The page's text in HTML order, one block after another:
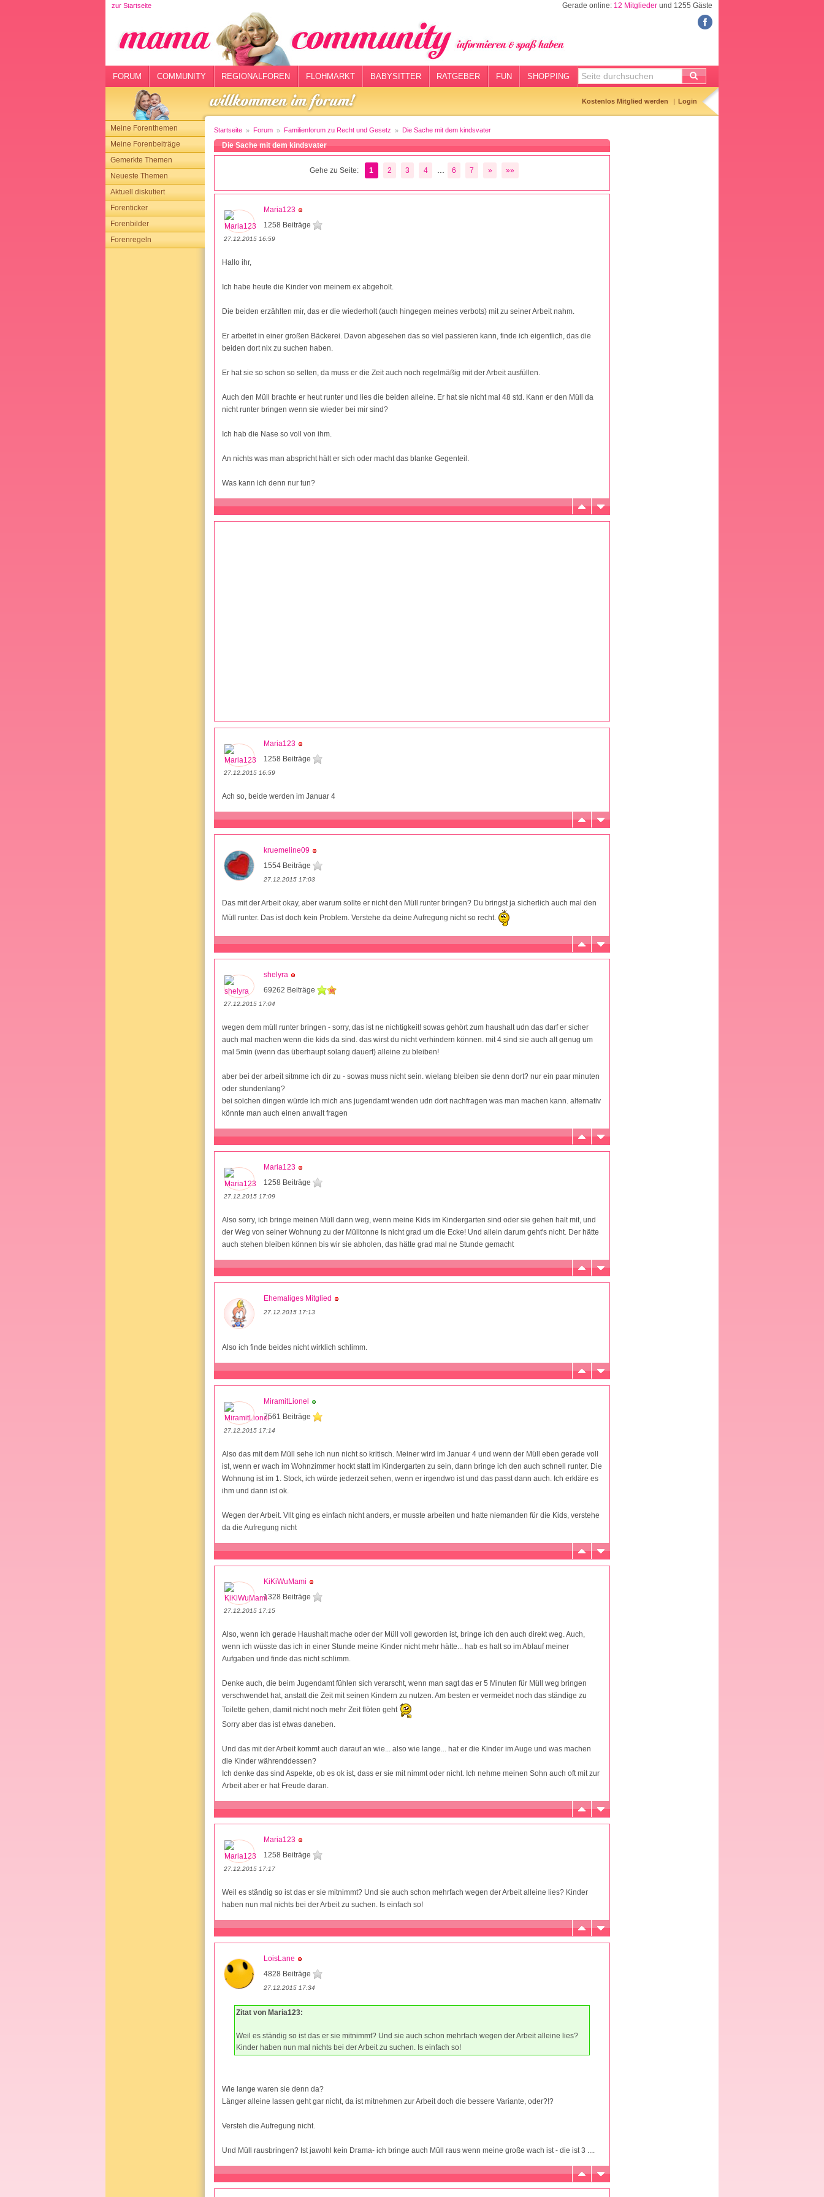
zur Startseite Gerade online: 12 Mitglieder und 1255 Gäste
FORUM COMMUNITY REGIONALFOREN FLOHMARKT BABYSITTER RATGEBER FUN SHOPPING
Kostenlos Mitglied werden Login
Meine Forenthemen
Meine Forenbeiträge
Gemerkte Themen
Neueste Themen
Aktuell diskutiert
Forenticker
Forenbilder
Forenregeln
Startseite Forum Familienforum zu Recht und Gesetz Die Sache mit dem kindsvater
Die Sache mit dem kindsvater
Gehe zu Seite: 1 2 3 4 6 7 » »»
Maria123
1258 Beiträge
27.12.2015 16:59
Hallo ihr,
Ich habe heute die Kinder von meinem ex abgeholt.
Die beiden erzählten mir, das er die wiederholt (auch hingegen meines verbots) mit zu seiner Arbeit nahm.
Er arbeitet in einer großen Bäckerei. Davon abgesehen das so viel passieren kann, finde ich eigentlich, das die
beiden dort nix zu suchen haben.
Er hat sie so schon so selten, da muss er die Zeit auch noch regelmäßig mit der Arbeit ausfüllen.
Auch den Müll brachte er heut runter und lies die beiden alleine. Er hat sie nicht mal 48 std. Kann er den Müll da
nicht runter bringen wenn sie wieder bei mir sind?
Ich hab die Nase so voll von ihm.
An nichts was man abspricht hält er sich oder macht das blanke Gegenteil.
Was kann ich denn nur tun?
Maria123
1258 Beiträge
27.12.2015 16:59
Ach so, beide werden im Januar 4
kruemeline09
1554 Beiträge
27.12.2015 17:03
Das mit der Arbeit okay, aber warum sollte er nicht den Müll runter bringen? Du bringst ja sicherlich auch mal den
Müll runter. Das ist doch kein Problem. Verstehe da deine Aufregung nicht so recht.
shelyra
69262 Beiträge
27.12.2015 17:04
wegen dem müll runter bringen - sorry, das ist ne nichtigkeit! sowas gehört zum haushalt udn das darf er sicher
auch mal machen wenn die kids da sind. das wirst du nicht verhindern können. mit 4 sind sie auch alt genug um
mal 5min (wenn das überhaupt solang dauert) alleine zu bleiben!
aber bei der arbeit sitmme ich dir zu - sowas muss nicht sein. wielang bleiben sie denn dort? nur ein paar minuten
oder stundenlang?
bei solchen dingen würde ich mich ans jugendamt wenden udn dort nachfragen was man machen kann. alternativ
könnte man auch einen anwalt fragen
Maria123
1258 Beiträge
27.12.2015 17:09
Also sorry, ich bringe meinen Müll dann weg, wenn meine Kids im Kindergarten sind oder sie gehen halt mit, und
der Weg von seiner Wohnung zu der Mülltonne Is nicht grad um die Ecke! Und allein darum geht's nicht. Der hätte
auch stehen bleiben können bis wir sie abholen, das hätte grad mal ne Stunde gemacht
Ehemaliges Mitglied
27.12.2015 17:13
Also ich finde beides nicht wirklich schlimm.
MiramitLionel
7561 Beiträge
27.12.2015 17:14
Also das mit dem Müll sehe ich nun nicht so kritisch. Meiner wird im Januar 4 und wenn der Müll eben gerade voll
ist, wenn er wach im Wohnzimmer hockt statt im Kindergarten zu sein, dann bringe ich den auch schnell runter. Die
Wohnung ist im 1. Stock, ich würde jederzeit sehen, wenn er irgendwo ist und das passt dann auch. Ich erkläre es
ihm und dann ist ok.
Wegen der Arbeit. Vllt ging es einfach nicht anders, er musste arbeiten und hatte niemanden für die Kids, verstehe
da die Aufregung nicht
KiKiWuMami
1328 Beiträge
27.12.2015 17:15
Also, wenn ich gerade Haushalt mache oder der Müll voll geworden ist, bringe ich den auch direkt weg. Auch,
wenn ich wüsste das ich in einer Stunde meine Kinder nicht mehr hätte... hab es halt so im Ablauf meiner
Aufgaben und finde das nicht schlimm.
Denke auch, die beim Jugendamt fühlen sich verarscht, wenn man sagt das er 5 Minuten für Müll weg bringen
verschwendet hat, anstatt die Zeit mit seinen Kindern zu nutzen. Am besten er vermeidet noch das ständige zu
Toilette gehen, damit nicht noch mehr Zeit flöten geht
Sorry aber das ist etwas daneben.
Und das mit der Arbeit kommt auch darauf an wie... also wie lange... hat er die Kinder im Auge und was machen
die Kinder währenddessen?
Ich denke das sind Aspekte, ob es ok ist, dass er sie mit nimmt oder nicht. Ich nehme meinen Sohn auch oft mit zur
Arbeit aber er hat Freude daran.
Maria123
1258 Beiträge
27.12.2015 17:17
Weil es ständig so ist das er sie mitnimmt? Und sie auch schon mehrfach wegen der Arbeit alleine lies? Kinder
haben nun mal nichts bei der Arbeit zu suchen. Is einfach so!
LoisLane
4828 Beiträge
27.12.2015 17:34
Zitat von Maria123:
Weil es ständig so ist das er sie mitnimmt? Und sie auch schon mehrfach wegen der Arbeit alleine lies?
Kinder haben nun mal nichts bei der Arbeit zu suchen. Is einfach so!
Wie lange waren sie denn da?
Länger alleine lassen geht gar nicht, da ist mitnehmen zur Arbeit doch die bessere Variante, oder?!?
Versteh die Aufregung nicht.
Und Müll rausbringen? Ist jawohl kein Drama- ich bringe auch Müll raus wenn meine große wach ist - die ist 3 ....